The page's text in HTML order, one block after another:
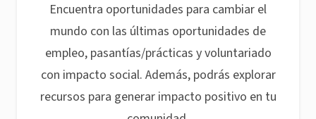
Encuentra oportunidades para cambiar el
mundo con las últimas oportunidades de
empleo, pasantías/prácticas y voluntariado
con impacto social. Además, podrás explorar
recursos para generar impacto positivo en tu